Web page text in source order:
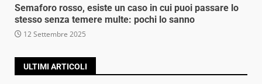
Semaforo rosso, esiste un caso in cui puoi passare lo
stesso senza temere multe: pochi lo sanno
12 Settembre 2025
ULTIMI ARTICOLI